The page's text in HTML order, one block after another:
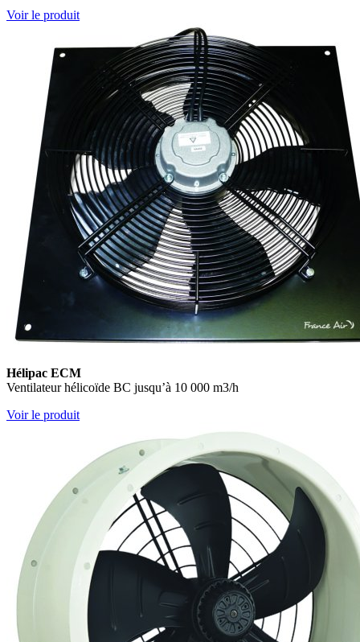
Voir le produit
Hélipac ECM
Ventilateur hélicoïde BC jusqu’à 10 000 m3/h
Voir le produit